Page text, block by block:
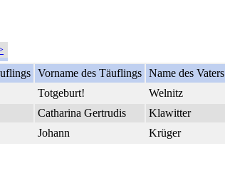
Vorname des Täuflings Name des Vaters
Totgeburt! Welnitz
Catharina Gertrudis Klawitter
Johann Krüger